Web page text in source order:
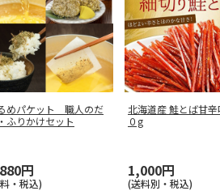
めパケット 職人のだ
ふりかけセット
円
・税込)
北海道産 鮭とば甘辛
０g
1,000円
(送料別・税込)